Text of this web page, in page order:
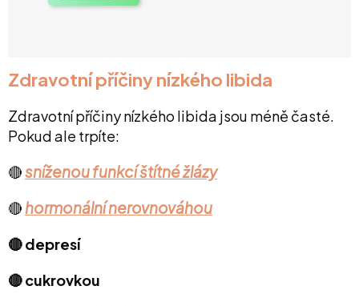
Zdravotní příčiny nízkého libida
Zdravotní příčiny nízkého libida jsou méně časté.
Pokud ale trpíte:
🔴sníženou funkcí štítné žlázy
🔴 hormonální nerovnováhou
🔴 depresí
🔴 cukrovkou